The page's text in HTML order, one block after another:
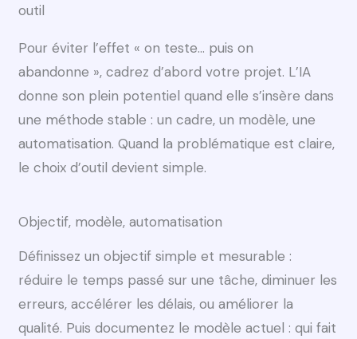
outil
Pour éviter l’effet « on teste… puis on
abandonne », cadrez d’abord votre projet. L’IA
donne son plein potentiel quand elle s’insère dans
une méthode stable : un cadre, un modèle, une
automatisation. Quand la problématique est claire,
le choix d’outil devient simple.
Objectif, modèle, automatisation
Définissez un objectif simple et mesurable :
réduire le temps passé sur une tâche, diminuer les
erreurs, accélérer les délais, ou améliorer la
qualité. Puis documentez le modèle actuel : qui fait